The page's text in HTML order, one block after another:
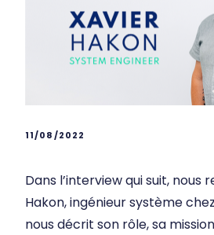
11/08/2022
Dans l’interview qui suit, nous
Hakon, ingénieur système
nous décrit son rôle, sa